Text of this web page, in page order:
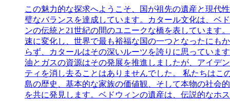
この魅力的な探求へようこそ、国が祖先の遺産と現代
璧なバランスを達成しています。カタール文化は、ベ
ンの伝統と21世紀の間のユニークな橋を表しています
速に変化し、世界で最も裕福な国の一つとなったにも
らず、カタールはその深いルーツを誇りに思っていま
油とガスの資源はその発展を推進しましたが、アイデ
ティを消し去ることはありませんでした。 私たちはこ
島の歴史、基本的な家族の価値観、そして本物の社会
を共に発見します。ベドウィンの遺産は、伝説的なホ